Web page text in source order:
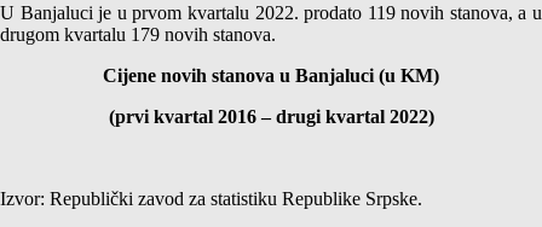
U Banjaluci je u prvom kvartalu 2022. prodato 119 novih stanova, a u
drugom kvartalu 179 novih stanova.
Cijene novih stanova u Banjaluci (u KM)
(prvi kvartal 2016 – drugi kvartal 2022)
Izvor: Republički zavod za statistiku Republike Srpske.